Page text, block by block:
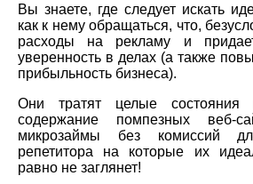
Вы знаете, где следует искать
как к нему обращаться, что,
расходы на рекламу и
уверенность в делах (а также
прибыльность бизнеса).
Они тратят целые состояния
содержание помпезных веб-
микрозаймы без комиссий
репетитора на которые их
равно не заглянет!